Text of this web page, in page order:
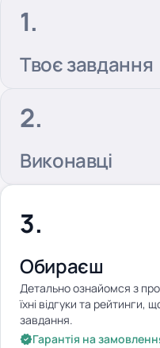
Твоє завдання
Виконавці
Обираєш
Детально ознайомся з
їхні відгуки та
завдання.
Гарантія на